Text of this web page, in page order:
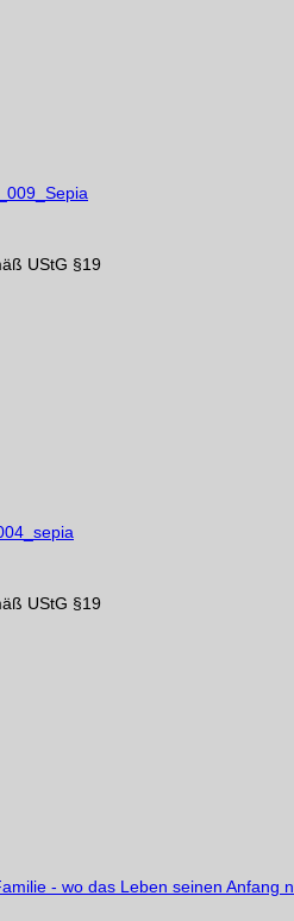
UStG §19
UStG §19
- wo das Leben seinen Anfang